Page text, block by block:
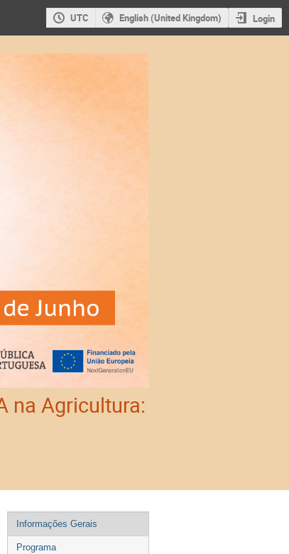
UTC English (United Kingdom) Login
na Agricultura:
Event
menu
Informações Gerais
Programa